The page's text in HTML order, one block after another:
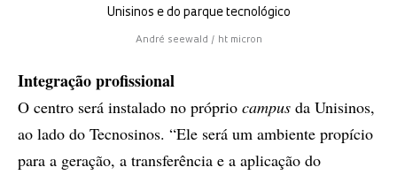
Unisinos e do parque tecnológico
André seewald / ht micron
Integração profissional
O centro será instalado no próprio campus da Unisinos,
ao lado do Tecnosinos. “Ele será um ambiente propício
para a geração, a transferência e a aplicação do